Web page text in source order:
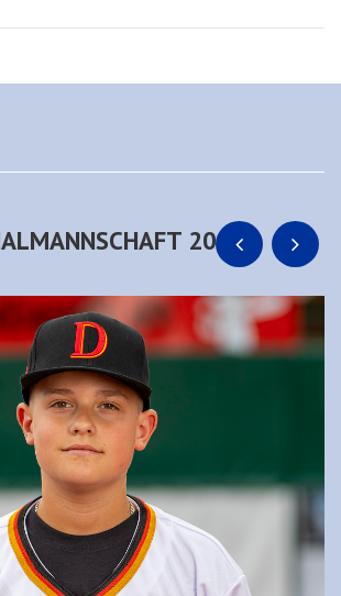
2025